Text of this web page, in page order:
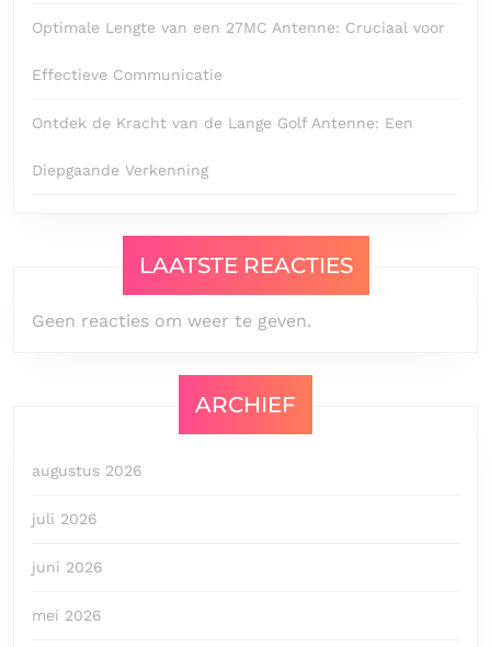
Optimale Lengte van een 27MC Antenne: Cruciaal voor
Effectieve Communicatie
Ontdek de Kracht van de Lange Golf Antenne: Een
Diepgaande Verkenning
LAATSTE REACTIES
Geen reacties om weer te geven.
ARCHIEF
augustus 2026
juli 2026
juni 2026
mei 2026